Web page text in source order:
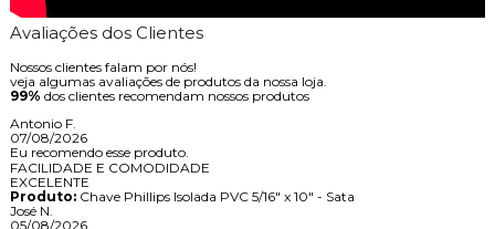
Avaliações dos Clientes
Nossos clientes falam por nós!
veja algumas avaliações de produtos da nossa loja.
99% dos clientes recomendam nossos produtos
Antonio F.
07/08/2026
Eu recomendo esse produto.
FACILIDADE E COMODIDADE
EXCELENTE
Produto:Chave Phillips Isolada PVC 5/16" x 10" - Sata
José N.
05/08/2026